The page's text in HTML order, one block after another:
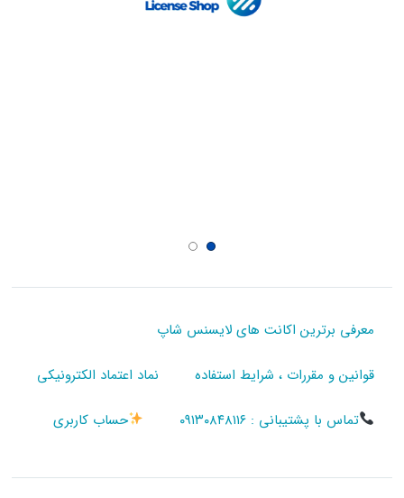
معرفی برترین اکانت های لایسنس شاپ
قوانین و مقررات ، شرایط استفاده نماد اعتماد الکترونیکی
تماس با پشتیبانی : ۰۹۱۳۰۸۴۸۱۱۶ حساب کاربری